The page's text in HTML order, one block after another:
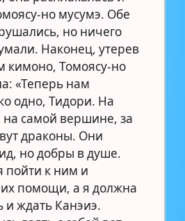
но мусумэ. Обе
но ничего
Наконец, утерев
кимоно, Томоясу-но
«Теперь нам
одно, Тидори. На
на самой вершине, за
драконы. Они
но добры в душе.
пойти к ним и
помощи, а я должна
и ждать Канэиэ.